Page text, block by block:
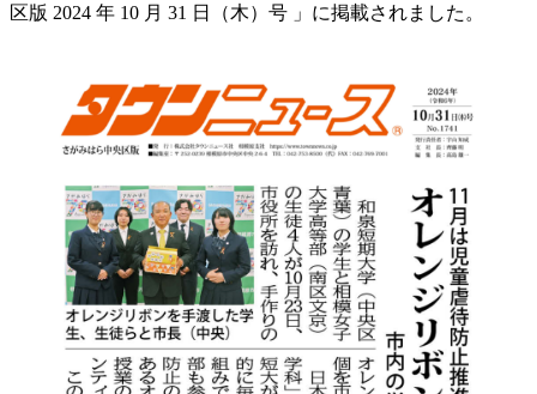
区版 2024 年 10 月 31 日（木）号 」に掲載されました。